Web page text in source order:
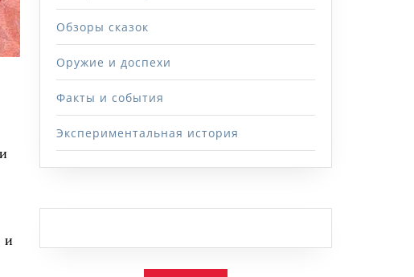
и
Обзоры сказок
Оружие и доспехи
Факты и события
Экспериментальная история